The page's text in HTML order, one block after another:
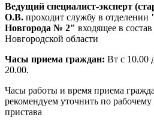
Ведущий специалист-эксперт
О.В. проходит службу в отделении
Новгорода № 2" входящее в
Новгородской области
Часы приема граждан: Вт с 10.00
20.00.
Часы работы и время приема
рекомендуем уточнить по рабочему
пристава